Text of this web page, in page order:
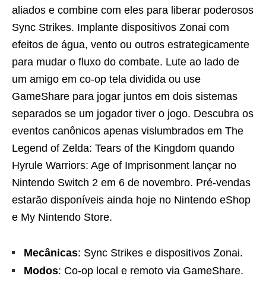
aliados e combine com eles para liberar poderosos
Sync Strikes. Implante dispositivos Zonai com
efeitos de água, vento ou outros estrategicamente
para mudar o fluxo do combate. Lute ao lado de
um amigo em co-op tela dividida ou use
GameShare para jogar juntos em dois sistemas
separados se um jogador tiver o jogo. Descubra os
eventos canônicos apenas vislumbrados em The
Legend of Zelda: Tears of the Kingdom quando
Hyrule Warriors: Age of Imprisonment lançar no
Nintendo Switch 2 em 6 de novembro. Pré-vendas
estarão disponíveis ainda hoje no Nintendo eShop
e My Nintendo Store.
Mecânicas: Sync Strikes e dispositivos Zonai.
Modos: Co-op local e remoto via GameShare.